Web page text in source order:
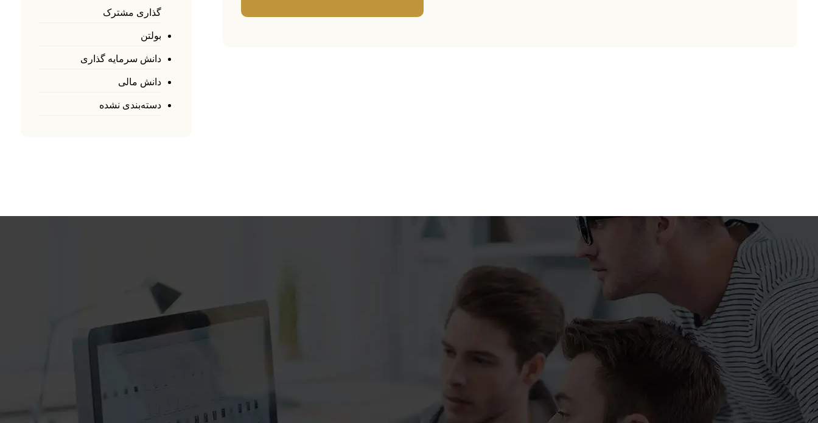
گذاری مشترک
بولتن
دانش سرمایه گذاری
دانش مالی
دسته‌بندی نشده
۰۲۱-۸۸۲۰۲۷۱۱-۲
۰۲۱-۸۸۲۰۲۷۱۰
info@manifunds.com